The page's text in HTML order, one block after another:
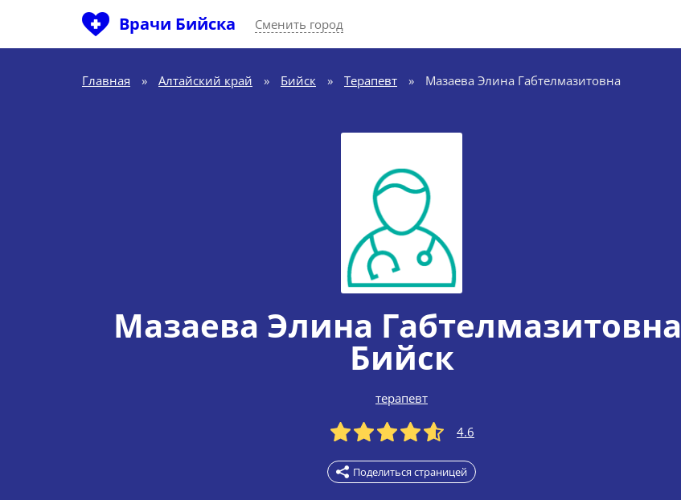
Врачи Бийска Сменить город
Главная » Алтайский край » Бийск » Терапевт » Мазаева Элина Габтелмазитовна
Мазаева Элина Габтелмазитовна
Бийск
терапевт
4.6
Поделиться страницей